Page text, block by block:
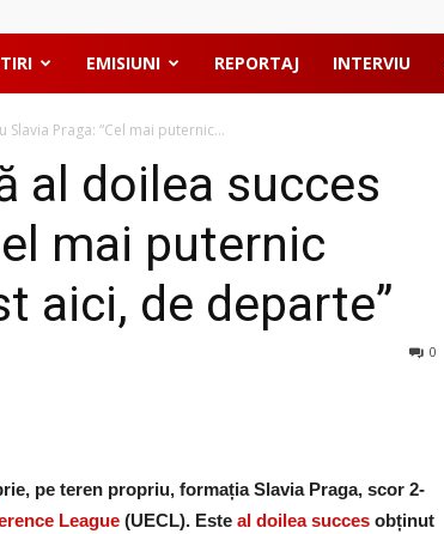
EMISIUNI REPORTAJ INTERVIU
Praga: “Cel mai puternic...
al doilea succes
mai puternic
aici, de departe”
0
pe teren propriu, formația Slavia Praga, scor 2-
League (UECL). Este al doilea succes obținut